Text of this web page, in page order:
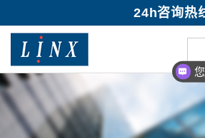
24h咨询热